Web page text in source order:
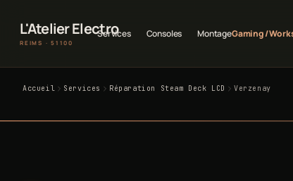
L'Atelier Electro
REIMS · 51100
Services Consoles MontageGaming /
Accueil Services Réparation Steam Deck LCD Verzenay